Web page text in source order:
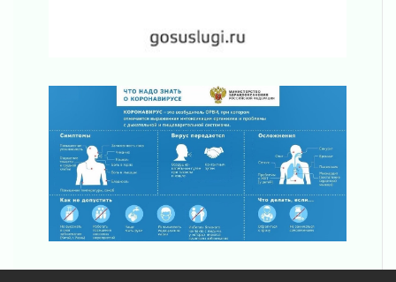
Юхла, мука, кантеле и Водяной
В Ленобласти открылась экспозиция к 150-
летию Билибина
01 августа 2026
Лето без гаджетов
01 августа 2026
Болезнь девственниц и вампиров
01 августа 2026